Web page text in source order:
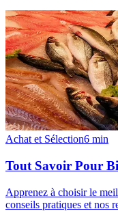
Achat et Sélection6 min
Tout Savoir Pour
Apprenez à choisir le
conseils pratiques et nos